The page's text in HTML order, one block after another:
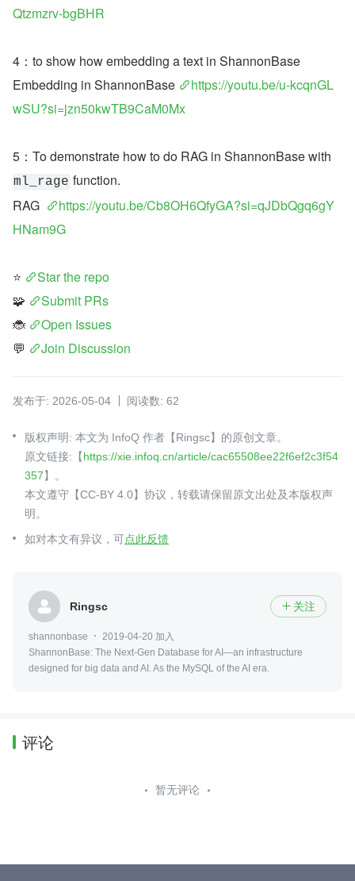
Qtzmzrv-bgBHR
4：to show how embedding a text in ShannonBase
Embedding in ShannonBase
https://youtu.be/u-kcqnGL
wSU?si=jzn50kwTB9CaM0Mx
ml_rage function.
RAG
https://youtu.be/Cb8OH6QfyGA?si=qJDbQgq6gY
HNam9G
⭐
Star the repo
🧩
Submit PRs
🐞
Open Issues
💬
Join Discussion
发布于: 2026-05-04 阅读数: 62
版权声明: 本文为 InfoQ 作者【Ringsc】的原创文章。
原文链接:【https://xie.infoq.cn/article/cac65508ee22f6ef2c3f54
357】。
本文遵守【CC-BY 4.0】协议，转载请保留原文出处及本版权声
明。
如对本文有异议，可点此反馈
Ringsc  关注
shannonbase
2019-04-20 加入
ShannonBase: The Next-Gen Database for AI—an infrastructure
designed for big data and AI. As the MySQL of the AI era.
评论
暂无评论